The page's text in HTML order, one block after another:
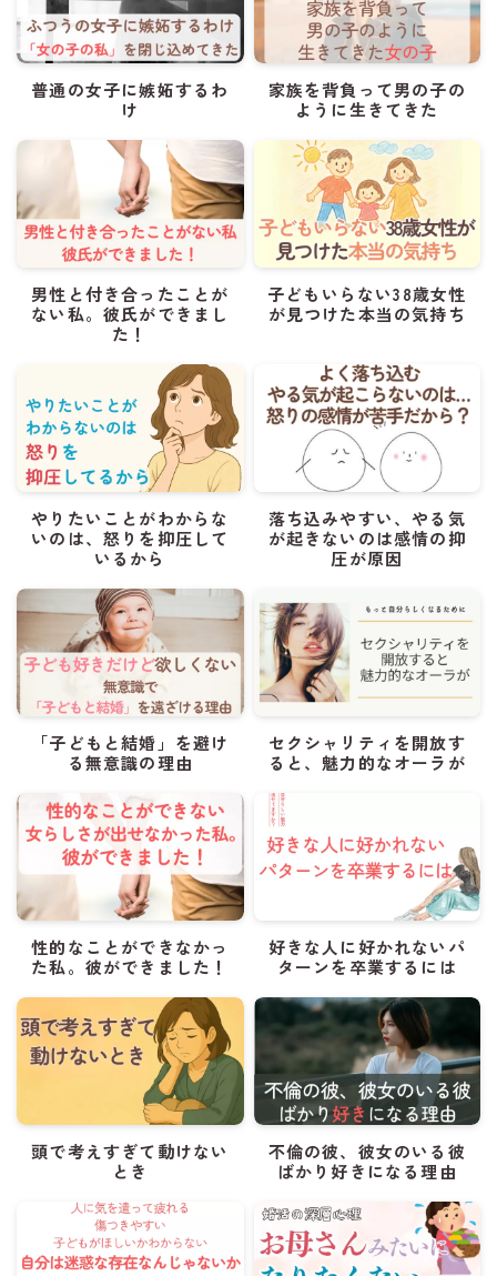
普通の女子に嫉妬するわ
け
家族を背負って男の子の
ように生きてきた
男性と付き合ったことが
ない私。彼氏ができまし
た！
子どもいらない38歳女性
が見つけた本当の気持ち
やりたいことがわからな
いのは、怒りを抑圧して
いるから
落ち込みやすい、やる気
が起きないのは感情の抑
圧が原因
「子どもと結婚」を避け
る無意識の理由
セクシャリティを開放す
ると、魅力的なオーラが
性的なことができなかっ
た私。彼ができました！
好きな人に好かれないパ
ターンを卒業するには
頭で考えすぎて動けない
とき
不倫の彼、彼女のいる彼
ばかり好きになる理由